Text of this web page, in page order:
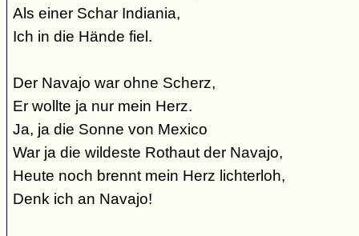
Als einer Schar Indiania,
Ich in die Hände fiel.
Der Navajo war ohne Scherz,
Er wollte ja nur mein Herz.
Ja, ja die Sonne von Mexico
War ja die wildeste Rothaut der Navajo,
Heute noch brennt mein Herz lichterloh,
Denk ich an Navajo!